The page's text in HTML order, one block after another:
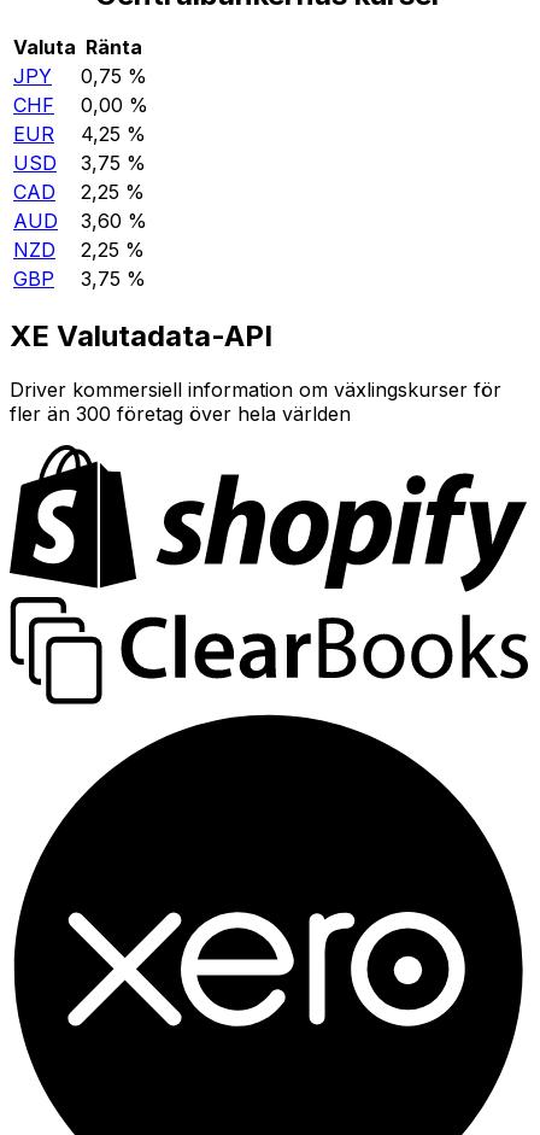
Valuta Ränta
JPY
0,75 %
CHF
0,00 %
EUR
4,25 %
USD
3,75 %
CAD
2,25 %
AUD
3,60 %
NZD
2,25 %
GBP
3,75 %
XE Valutadata-API
Driver kommersiell information om växlingskurser för
fler än 300 företag över hela världen